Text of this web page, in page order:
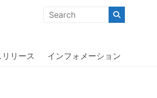
品」「コストパフォーマンスの高い商
リース インフォメーション